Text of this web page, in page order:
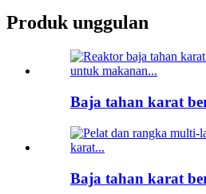
Produk unggulan
Baja tahan karat
Baja tahan karat